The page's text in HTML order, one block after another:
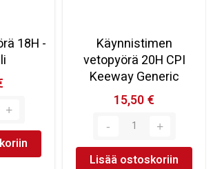
18H -
Käynnistimen
vetopyörä 20H CPI
Keeway Generic
15,50 €
Lisää ostoskoriin